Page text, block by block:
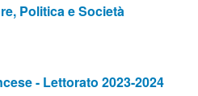
Politica e Società
- Lettorato 2023-2024